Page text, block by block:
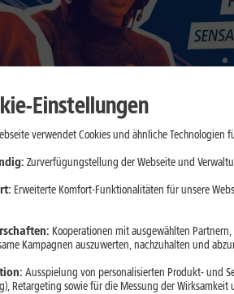
Einstellungen
verwendet Cookies und ähnliche Technologien
Zurverfügungstellung der Webseite und
Erweiterte Komfort-Funktionalitäten für unsere
Kooperationen mit ausgewählten
Kampagnen auszuwerten, nachzuhalten und
Ausspielung von personalisierten Produkt- und
Retargeting sowie für die Messung der